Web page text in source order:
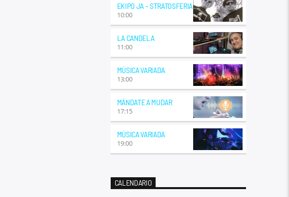
EKIPO JA – STRATOSFERIA
10:00
LA CANDELA
11:00
MÚSICA VARIADA
13:00
MÁNDATE A MUDAR
17:15
MÚSICA VARIADA
19:00
CALENDARIO